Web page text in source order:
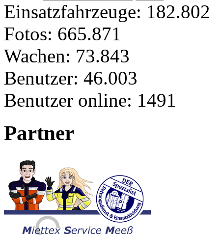
Einsatzfahrzeuge: 182.802
Fotos: 665.871
Wachen: 73.843
Benutzer: 46.003
Benutzer online: 1491
Partner